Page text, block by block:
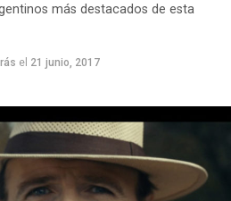
más destacados de esta
el 21 junio, 2017